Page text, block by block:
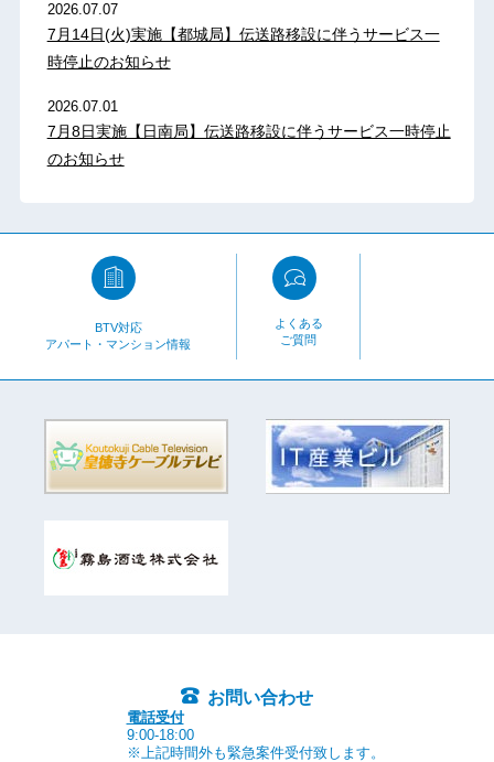
2026.07.07
7月14日(火)実施【都城局】伝送路移設に伴うサービス一
時停止のお知らせ
2026.07.01
7月8日実施【日南局】伝送路移設に伴うサービス一時停止
のお知らせ
BTV対応
アパート・マンション情報
よくある
ご質問
お問い合わせ
電話受付
9:00-18:00
※上記時間外も緊急案件受付致します。